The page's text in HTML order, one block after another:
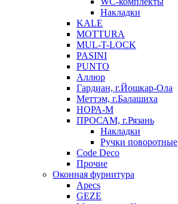
Накладки
KALE
MOTTURA
MUL-T-LOCK
PASINI
PUNTO
Аллюр
Гардиан, г.Йошкар-Ола
Меттэм, г.Балашиха
НОРА-М
ПРОСАМ, г.Рязань
Накладки
Ручки поворотные
Code Deco
Прочие
Оконная фурнитура
Apecs
GEZE